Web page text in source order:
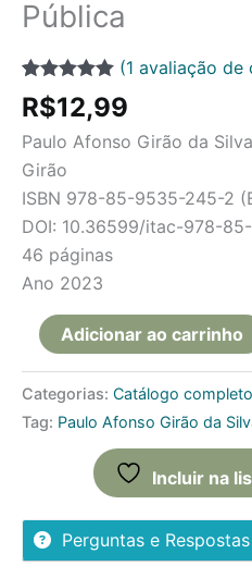
Pública
Avaliado
como
5.00
baseado
em
1
avaliação
de cliente
(1 avaliação de
R$12,99
Paulo Afonso Girão da
Girão
ISBN 978-85-9535-245-2
DOI: 10.36599/itac-978-
46 páginas
Ano 2023
Adicionar ao carrinho
Categorias: Catálogo completo
Tag: Paulo Afonso Girão da
Incluir na
Perguntas e Respostas